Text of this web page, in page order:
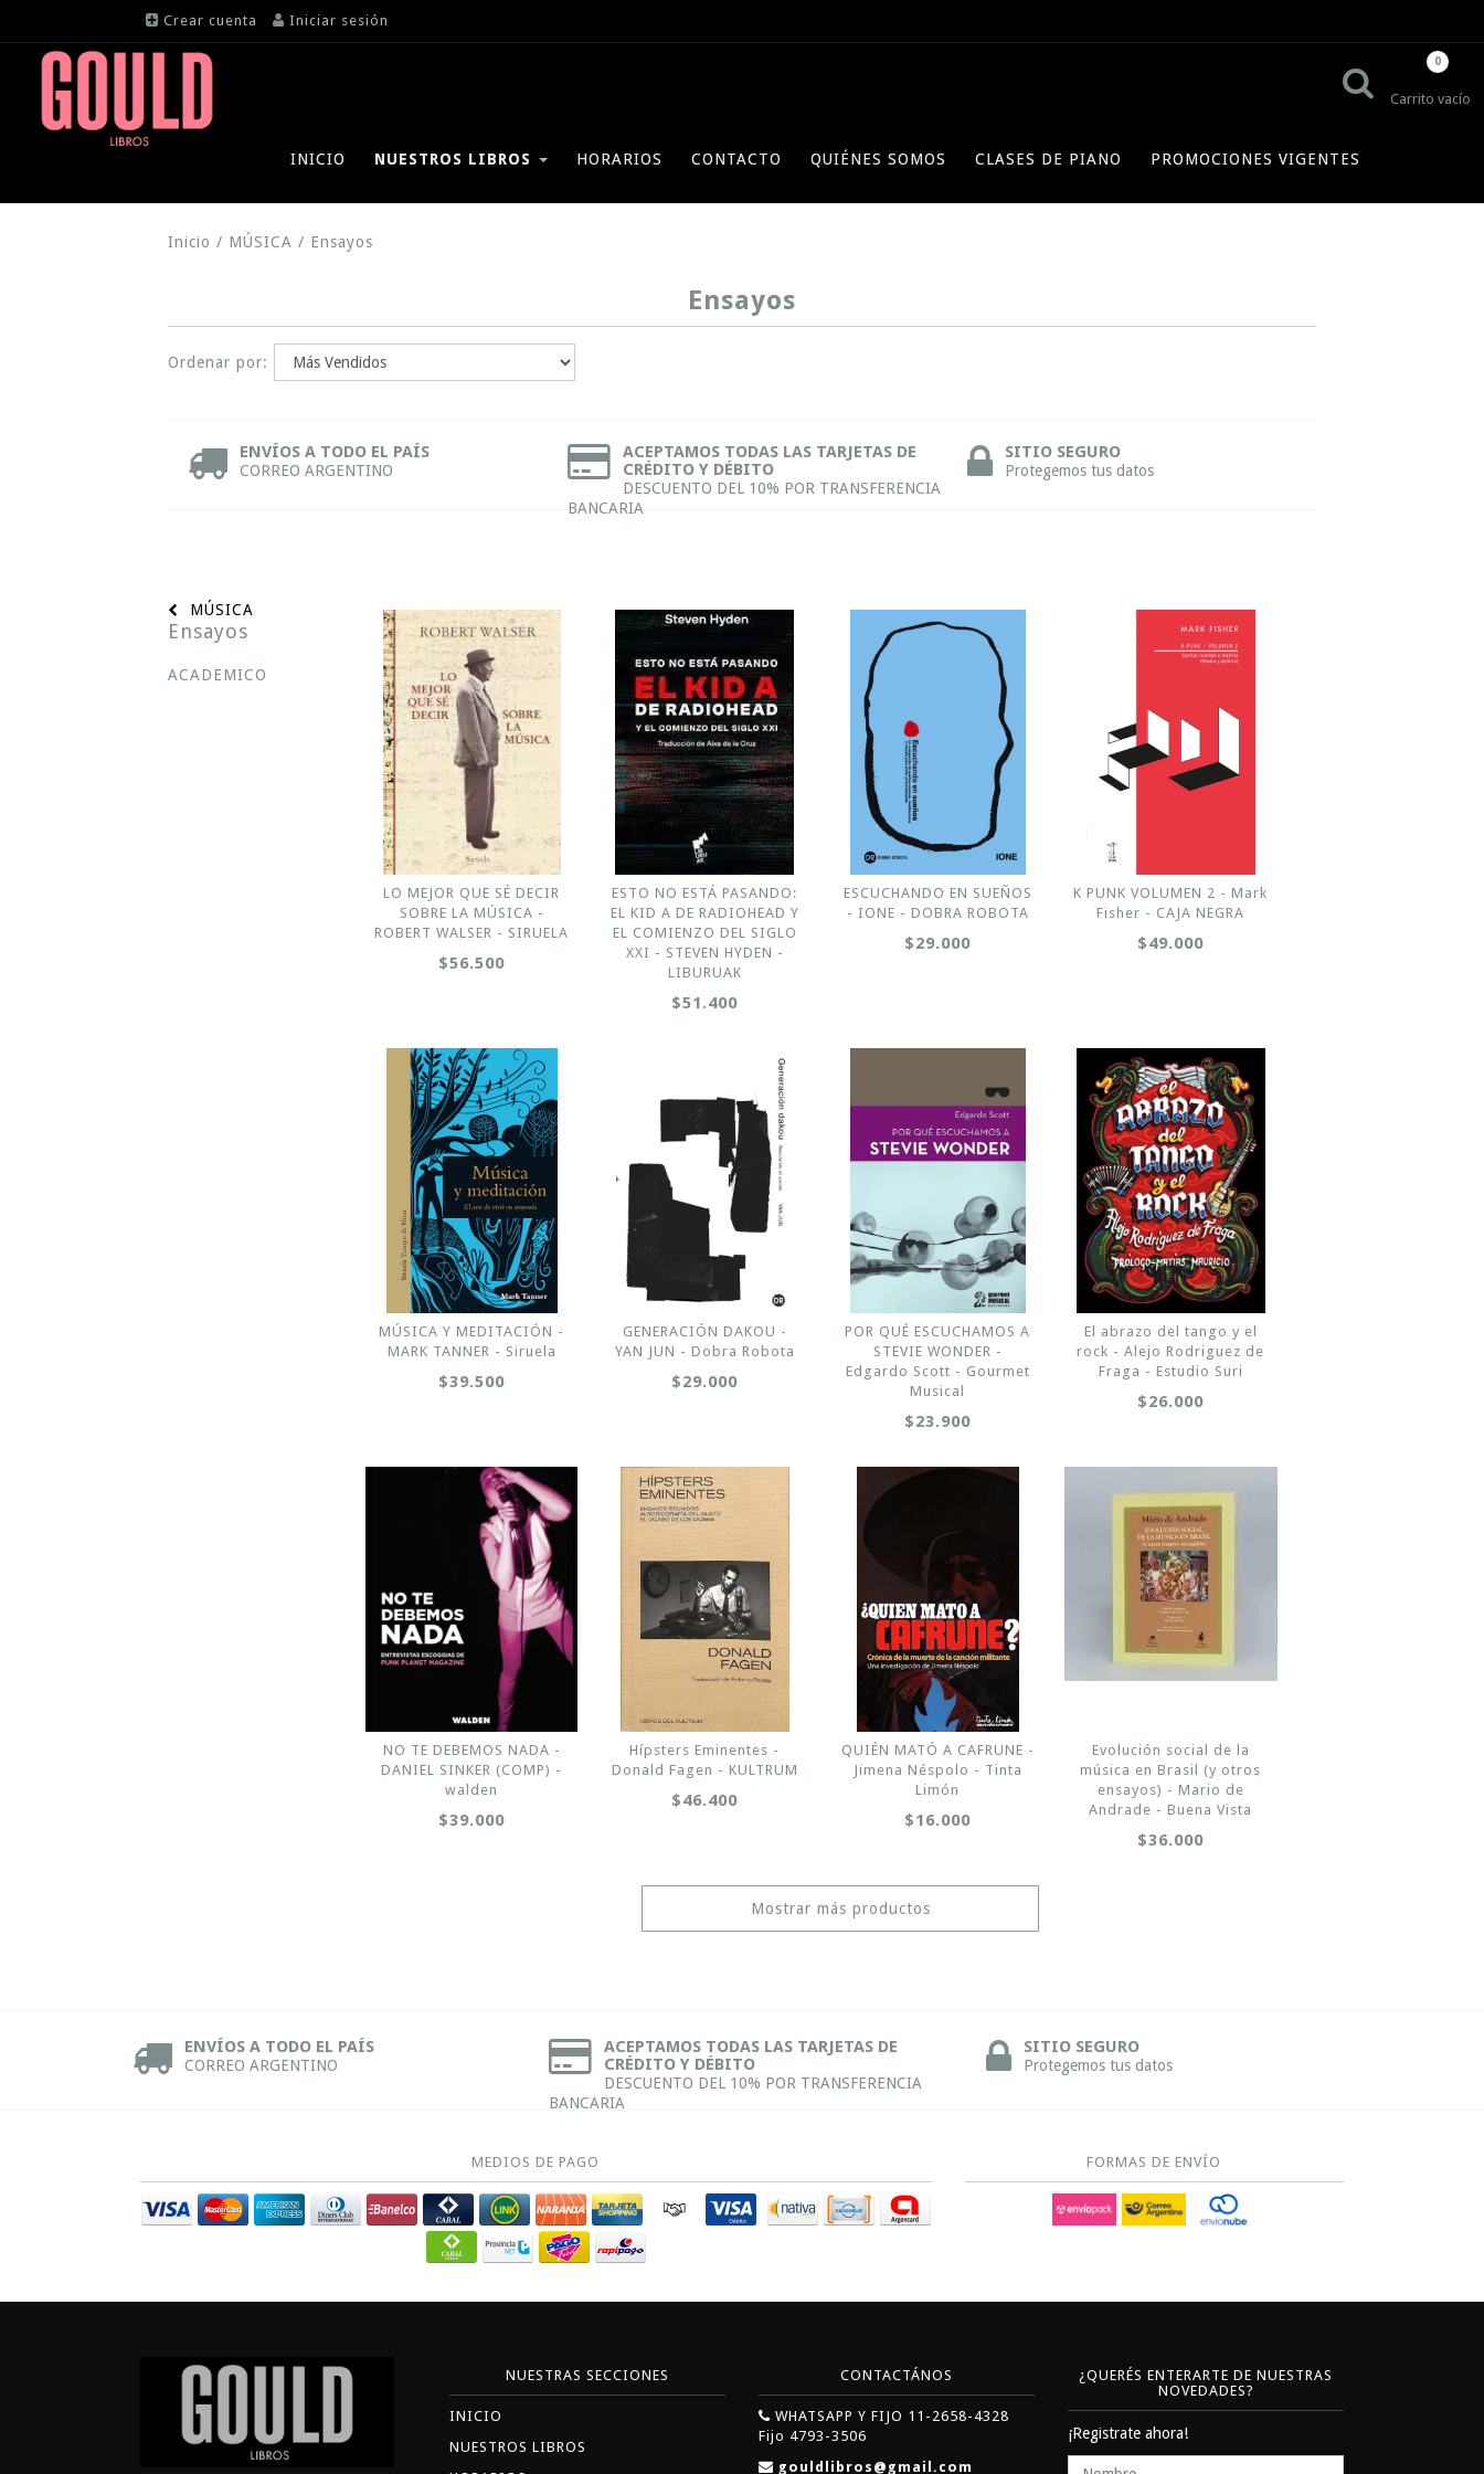
Crear cuenta Iniciar sesión
Carrito vacío
0
INICIO NUESTROS LIBROS HORARIOS CONTACTO QUIÉNES SOMOS CLASES DE PIANO PROMOCIONES VIGENTES
Inicio / MÚSICA / Ensayos
Ensayos
Ordenar por:
ENVÍOS A TODO EL PAÍS
CORREO ARGENTINO
ACEPTAMOS TODAS LAS TARJETAS DE
CRÉDITO Y DÉBITO
DESCUENTO DEL 10% POR TRANSFERENCIA
BANCARIA
SITIO SEGURO
Protegemos tus datos
MÚSICA
Ensayos
ACADEMICO
LO MEJOR QUE SÉ DECIR
SOBRE LA MÚSICA -
ROBERT WALSER - SIRUELA
$56.500
ESTO NO ESTÁ PASANDO:
EL KID A DE RADIOHEAD Y
EL COMIENZO DEL SIGLO
XXI - STEVEN HYDEN -
LIBURUAK
$51.400
ESCUCHANDO EN SUEÑOS
- IONE - DOBRA ROBOTA
$29.000
K PUNK VOLUMEN 2 - Mark
Fisher - CAJA NEGRA
$49.000
MÚSICA Y MEDITACIÓN -
MARK TANNER - Siruela
$39.500
GENERACIÓN DAKOU -
YAN JUN - Dobra Robota
$29.000
POR QUÉ ESCUCHAMOS A
STEVIE WONDER -
Edgardo Scott - Gourmet
Musical
$23.900
El abrazo del tango y el
rock - Alejo Rodriguez de
Fraga - Estudio Suri
$26.000
NO TE DEBEMOS NADA -
DANIEL SINKER (COMP) -
walden
$39.000
Hípsters Eminentes -
Donald Fagen - KULTRUM
$46.400
QUIÉN MATÓ A CAFRUNE -
Jimena Néspolo - Tinta
Limón
$16.000
Evolución social de la
música en Brasil (y otros
ensayos) - Mario de
Andrade - Buena Vista
$36.000
Mostrar más productos
ENVÍOS A TODO EL PAÍS
CORREO ARGENTINO
ACEPTAMOS TODAS LAS TARJETAS DE
CRÉDITO Y DÉBITO
DESCUENTO DEL 10% POR TRANSFERENCIA
BANCARIA
SITIO SEGURO
Protegemos tus datos
MEDIOS DE PAGO FORMAS DE ENVÍO
NUESTRAS SECCIONES
INICIO
NUESTROS LIBROS
CONTACTÁNOS
WHATSAPP Y FIJO 11-2658-4328
Fijo 4793-3506
gouldlibros@gmail.com
¿QUERÉS ENTERARTE DE NUESTRAS
NOVEDADES?
¡Registrate ahora!